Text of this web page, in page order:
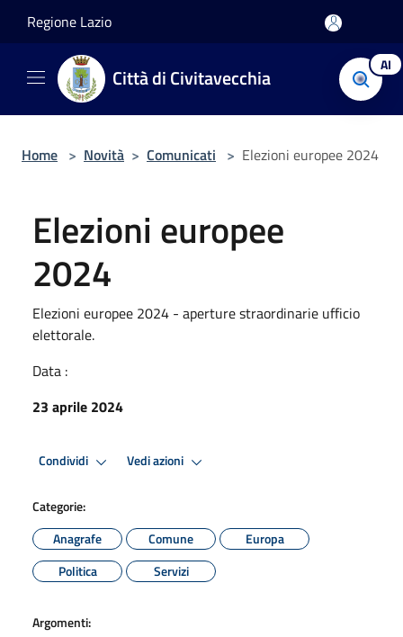
Regione Lazio
Città di Civitavecchia AI
Home > Novità > Comunicati > Elezioni europee 2024
Elezioni europee
2024
Elezioni europee 2024 - aperture straordinarie ufficio
elettorale.
Data :
23 aprile 2024
Condividi Vedi azioni
Categorie:
Anagrafe
Comune
Europa
Politica
Servizi
Argomenti: